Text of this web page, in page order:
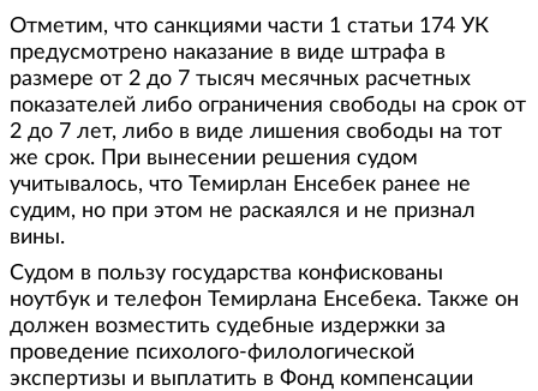
Отметим, что санкциями части 1 статьи 174 УК
предусмотрено наказание в виде штрафа в
размере от 2 до 7 тысяч месячных расчетных
показателей либо ограничения свободы на срок от
2 до 7 лет, либо в виде лишения свободы на тот
же срок. При вынесении решения судом
учитывалось, что Темирлан Енсебек ранее не
судим, но при этом не раскаялся и не признал
вины.
Судом в пользу государства конфискованы
ноутбук и телефон Темирлана Енсебека. Также он
должен возместить судебные издержки за
проведение психолого-филологической
экспертизы и выплатить в Фонд компенсации